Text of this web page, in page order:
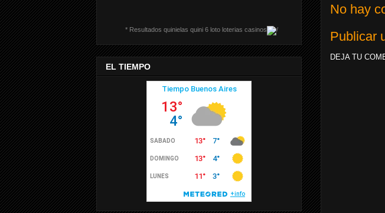
No hay
Publicar
DEJA TU
* Resultados quinielas quini 6 loto loterias casinos
EL TIEMPO